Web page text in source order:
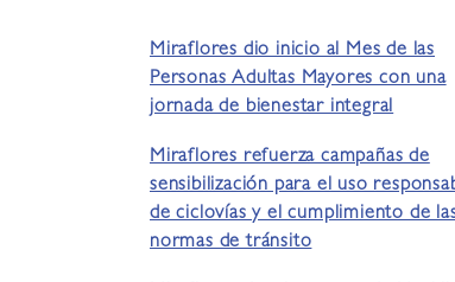
Miraflores dio inicio al Mes de las
Personas Adultas Mayores con una
jornada de bienestar integral
Miraflores refuerza campañas de
sensibilización para el uso
de ciclovías y el cumplimiento de
normas de tránsito